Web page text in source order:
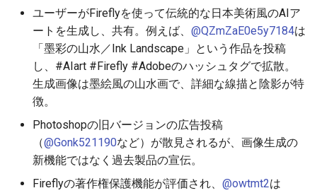
2026-06-25
2026-06-24
2026-06-22
2026-06-21
2025-12-10
2025-12-09
2025-12-07
2025-12-06
2026-06-25
2026-06-24
2026-06-22
2026-06-21
2025-12-10
2025-12-09
2025-12-07
2025-12-06
2026-02-15
2026-02-08
2026-01-25
2026-01-18
2026-02-15
2026-02-08
2026-02-15
2026-02-08
2026-01-25
2026-01-18
2026-06-24
2026-06-23
2026-06-20
2026-06-19
2025-12-10
2025-12-09
2025-12-07
2025-12-06
2026-02-15
2026-02-08
2026-02-01
2026-01-25
2026-01-18
2026-02-08
2026-02-01
2026-01-18
2026-01-13
2026-06-23
2026-06-22
2026-06-20
2026-06-19
2025-12-10
2025-12-09
2025-12-07
2025-12-06
2026-02-15
2026-02-08
2026-01-25
2026-01-18
2026-06-25
2026-06-24
2026-06-22
2026-06-21
2026-06-21
2026-06-20
2026-06-17
2026-06-16
ユーザーがFireflyを使って伝統的な日本美術風のAIア
ートを生成し、共有。例えば、 @QZmZaE0e5y7184は
「墨彩の山水／Ink Landscape」という作品を投稿
し、#AIart #Firefly #Adobeのハッシュタグで拡散。
生成画像は墨絵風の山水画で、詳細な線描と陰影が特
徴。
Photoshopの旧バージョンの広告投稿
（@Gonk521190など）が散見されるが、画像生成の
新機能ではなく過去製品の宣伝。
Fireflyの著作権保護機能が評価され、 @owtmt2は